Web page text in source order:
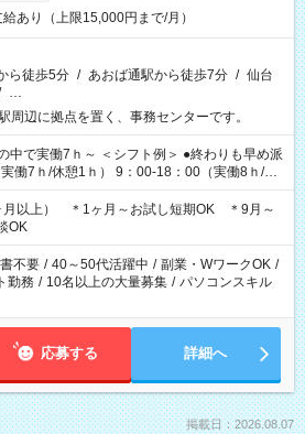
あり（上限15,000円まで/月）
ら徒歩5分 / あおば通駅から徒歩7分 / 仙台
…
周辺に拠点を置く、事務センターです。
シフト例＞ ●終わりも早め派
働7ｈ/休憩1ｈ） 9：00-18：00（実働8ｈ/休
（実働8ｈ/休憩1ｈ） ●朝ゆっくり派
実働8ｈ/休憩1ｈ） 12：00-20：00（実働7ｈ/
21：00（実働8ｈ/休憩1ｈ） 13：00-22：
00（実働8ｈ/休憩1ｈ） ＊時間帯固定OK
月以上） ＊1ヶ月～お試し短期OK ＊9月～
OK
不要 / 40～50代活躍中 / 副業・WワークOK /
勤務 / 10名以上の大量募集 / パソコンスキル
応募する 詳細へ
掲載日：2026.08.07